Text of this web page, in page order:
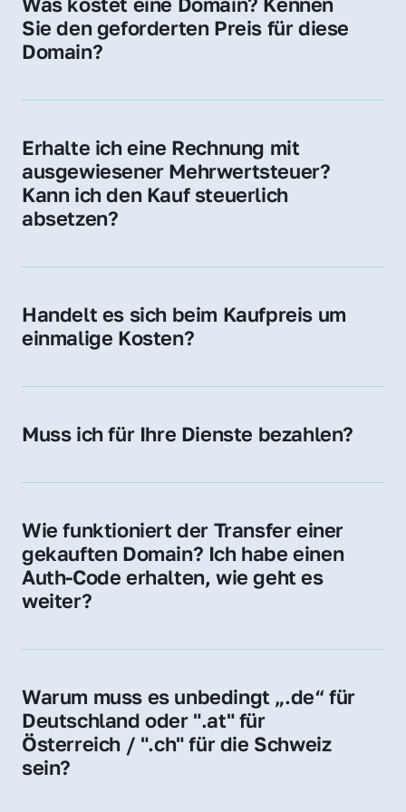
Adressen oder als digitale Investition.
Sie den geforderten Preis für diese
Domain?
Domain liegt ein konkreter Kaufpreis vor –
unverbindliches Angebot.
Erhalte ich eine Rechnung mit
ausgewiesener Mehrwertsteuer?
Kann ich den Kauf steuerlich
absetzen?
Für Unternehmen ist der Kauf in der Regel
Handelt es sich beim Kaufpreis um
einmalige Kosten?
späteren Betrieb der Domain (z. B. beim
Gebühren an. Diese bewegen sich für .de
Muss ich für Ihre Dienste bezahlen?
der Domain – ohne zusätzliche Vermittlungs-
Wie funktioniert der Transfer einer
gekauften Domain? Ich habe einen
Auth-Code erhalten, wie geht es
weiter?
Provider, die Domain zu übernehmen. Gerne
schnellen Prozess.
Warum muss es unbedingt „.de“ für
Deutschland oder ".at" für
Österreich / ".ch" für die Schweiz
sein?